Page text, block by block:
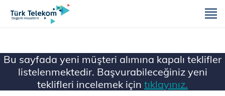
Bu sayfada yeni müşteri alımına kapalı teklifler
listelenmektedir. Başvurabileceğiniz yeni
teklifleri incelemek için tıklayınız.
Ana Sayfa Mobil